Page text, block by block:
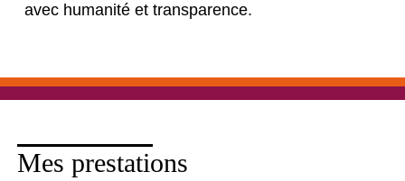
avec humanité et transparence.
Mes prestations